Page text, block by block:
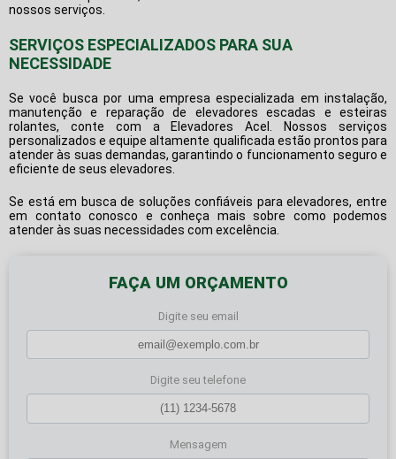
nossos serviços.
SERVIÇOS ESPECIALIZADOS PARA SUA
NECESSIDADE
Se você busca por uma empresa especializada em instalação,
manutenção e reparação de elevadores escadas e esteiras
rolantes, conte com a Elevadores Acel. Nossos serviços
personalizados e equipe altamente qualificada estão prontos para
atender às suas demandas, garantindo o funcionamento seguro e
eficiente de seus elevadores.
Se está em busca de soluções confiáveis para elevadores, entre
em contato conosco e conheça mais sobre como podemos
atender às suas necessidades com excelência.
FAÇA UM ORÇAMENTO
Digite seu email
Digite seu telefone
Mensagem